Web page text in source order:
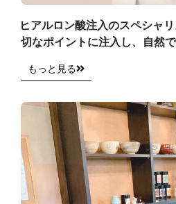
ヒアルロン酸注入のスペシャ
切なポイントに注入し、自然
もっと見る